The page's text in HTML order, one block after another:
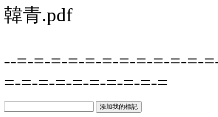
韓青.pdf
--=-=-=-=-=-=-=-=-=-=-=-
=-=-=-=-=-=-=-=-=-=